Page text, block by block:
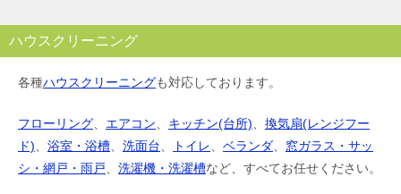
ハウスクリーニング
各種ハウスクリーニングも対応しております。
フローリング、 エアコン、 キッチン(台所)、 換気扇(レンジフー
ド)、 浴室・浴槽、 洗面台、 トイレ、 ベランダ、 窓ガラス・サッ
シ・網戸・雨戸、 洗濯機・洗濯槽など、すべてお任せください。